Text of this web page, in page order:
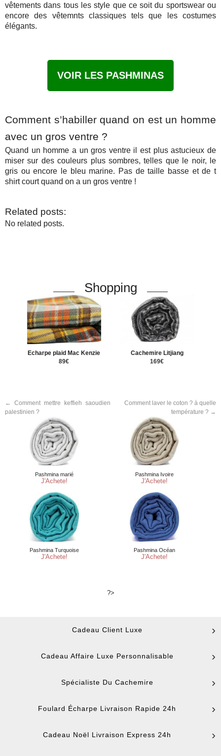
vêtements dans tous les style que ce soit du sportswear ou
encore des vêtemnts classiques tels que les costumes
élégants.
VOIR LES PASHMINAS
Comment s’habiller quand on est un homme
avec un gros ventre ?
Quand un homme a un gros ventre il est plus astucieux de
miser sur des couleurs plus sombres, telles que le noir, le
gris ou encore le bleu marine. Pas de taille basse et de t
shirt court quand on a un gros ventre !
Related posts:
No related posts.
Shopping
Echarpe plaid Mac Kenzie
89€
Cachemire Litjiang
169€
←
Comment mettre keffieh saoudien
palestinien ?
Comment laver le coton ? à quelle
température ? →
?>
Cadeau Client Luxe
Cadeau Affaire Luxe Personnalisable
Spécialiste Du Cachemire
Foulard Écharpe Livraison Rapide 24h
Cadeau Noël Livraison Express 24h